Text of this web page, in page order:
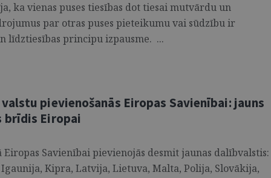
ka vienas puses tiesības dot tiesai mutvārdu un
par otras puses pieteikumu vai sūdzību ir
līdztiesības principu izpausme. ...
valstu pievienošanās Eiropas Savienībai: jauns
Eiropai
Eiropas Savienībai pievienojās desmit jaunas dalībvalstis:
Kipra, Latvija, Lietuva, Malta, Polija, Slovākija,